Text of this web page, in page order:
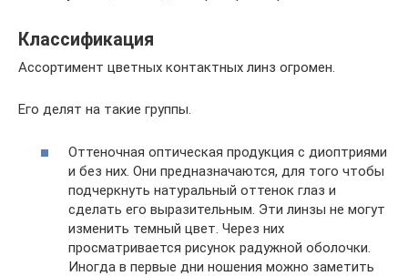
Классификация
Ассортимент цветных контактных линз огромен.
Его делят на такие группы.
Оттеночная оптическая продукция с диоптриями
и без них. Они предназначаются, для того чтобы
подчеркнуть натуральный оттенок глаз и
сделать его выразительным. Эти линзы не могут
изменить темный цвет. Через них
просматривается рисунок радужной оболочки.
Иногда в первые дни ношения можно заметить